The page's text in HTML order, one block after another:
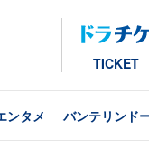
TICKET
ンタメ バンテリンド